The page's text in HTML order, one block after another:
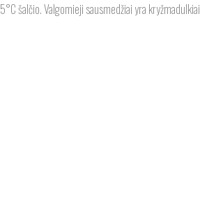
šalčio. Valgomieji sausmedžiai yra kryžmadulkiai